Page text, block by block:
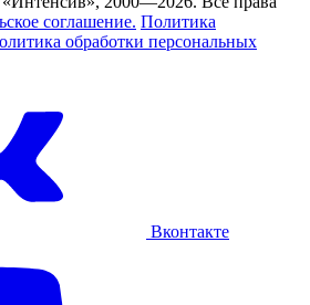
соглашение. Политика
обработки персональных
Вконтакте